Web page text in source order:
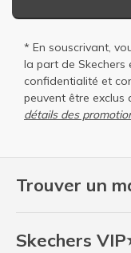
Trouver un
Skechers
* En souscrivant,
la part de Skechers
confidentialité et
peuvent être exclus
détails des